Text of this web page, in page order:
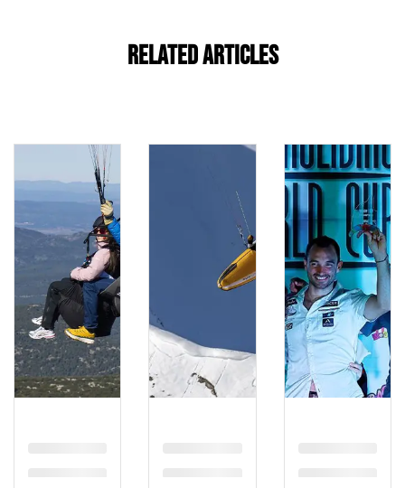
Related Articles